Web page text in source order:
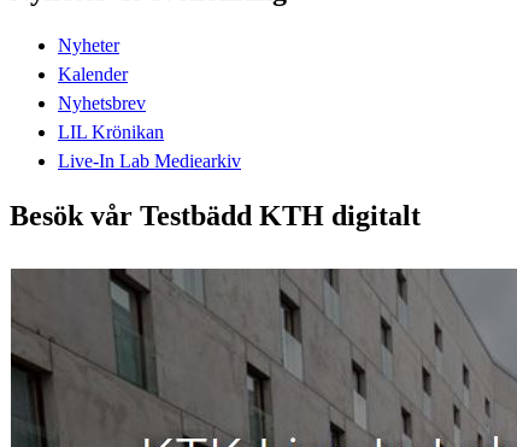
Nyheter
Kalender
Nyhetsbrev
LIL Krönikan
Live-In Lab Mediearkiv
Besök vår Testbädd KTH digitalt